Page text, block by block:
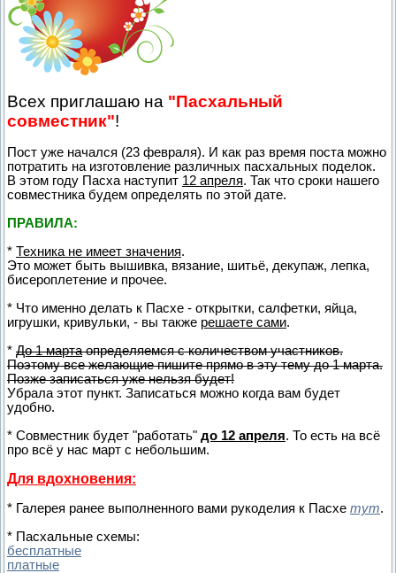
Всех приглашаю на "Пасхальный
совместник"!
Пост уже начался (23 февраля). И как раз время поста можно
потратить на изготовление различных пасхальных поделок.
В этом году Пасха наступит 12 апреля. Так что сроки нашего
совместника будем определять по этой дате.
ПРАВИЛА:
* Техника не имеет значения.
Это может быть вышивка, вязание, шитьё, декупаж, лепка,
бисероплетение и прочее.
* Что именно делать к Пасхе - открытки, салфетки, яйца,
игрушки, кривульки, - вы также решаете сами.
* До 1 мартаопределяемся с количеством участников.
Поэтому все желающие пишите прямо в эту тему до 1 марта.
Позже записаться уже нельзя будет!
Убрала этот пункт. Записаться можно когда вам будет
удобно.
* Совместник будет "работать" до 12 апреля. То есть на всё
про всё у нас март с небольшим.
Для вдохновения:
* Галерея ранее выполненного вами рукоделия к Пасхе тут.
* Пасхальные схемы:
бесплатные
платные